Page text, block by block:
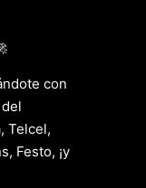
con
Telcel,
Festo, ¡y